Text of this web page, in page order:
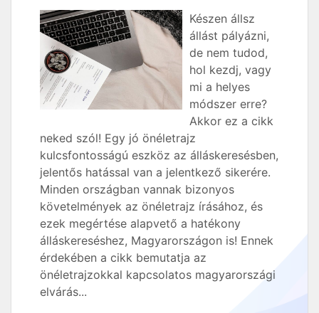
Készen állsz
állást pályázni,
de nem tudod,
hol kezdj, vagy
mi a helyes
módszer erre?
Akkor ez a cikk
neked szól! Egy jó önéletrajz
kulcsfontosságú eszköz az álláskeresésben,
jelentős hatással van a jelentkező sikerére.
Minden országban vannak bizonyos
követelmények az önéletrajz írásához, és
ezek megértése alapvető a hatékony
álláskereséshez, Magyarországon is! Ennek
érdekében a cikk bemutatja az
önéletrajzokkal kapcsolatos magyarországi
elvárás...